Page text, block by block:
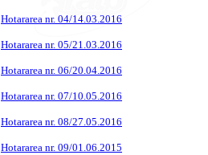
Hotararea nr. 04/14.03.2016
Hotararea nr. 05/21.03.2016
Hotararea nr. 06/20.04.2016
Hotararea nr. 07/10.05.2016
Hotararea nr. 08/27.05.2016
Hotararea nr. 09/01.06.2015